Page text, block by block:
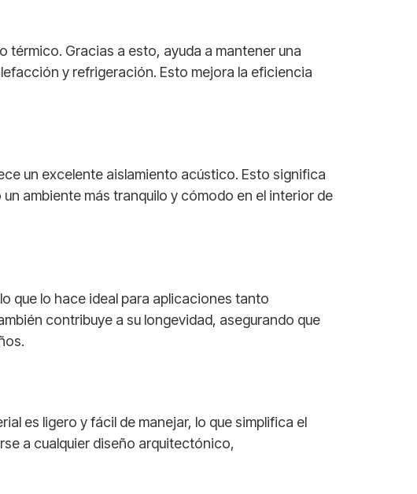
térmico. Gracias a esto, ayuda a mantener una
y refrigeración. Esto mejora la eficiencia
un excelente aislamiento acústico. Esto significa
ambiente más tranquilo y cómodo en el interior de
que lo hace ideal para aplicaciones tanto
contribuye a su longevidad, asegurando que
es ligero y fácil de manejar, lo que simplifica el
a cualquier diseño arquitectónico,